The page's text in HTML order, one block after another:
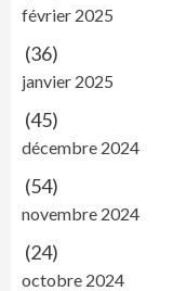
février 2025
(36)
janvier 2025
(45)
décembre 2024
(54)
novembre 2024
(24)
octobre 2024